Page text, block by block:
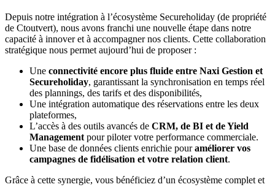
Depuis notre intégration à l’écosystème Secureholiday (de propriété
de Ctoutvert), nous avons franchi une nouvelle étape dans notre
capacité à innover et à accompagner nos clients. Cette collaboration
stratégique nous permet aujourd’hui de proposer :
Une connectivité encore plus fluide entre Naxi Gestion et
Secureholiday, garantissant la synchronisation en temps réel
des plannings, des tarifs et des disponibilités,
Une intégration automatique des réservations entre les deux
plateformes,
L’accès à des outils avancés de CRM, de BI et de Yield
Management pour piloter votre performance commerciale.
Une base de données clients enrichie pouraméliorer vos
campagnes de fidélisation et votre relation client.
Grâce à cette synergie, vous bénéficiez d’un écosystème complet et